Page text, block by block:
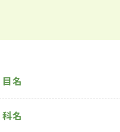
目名
科名